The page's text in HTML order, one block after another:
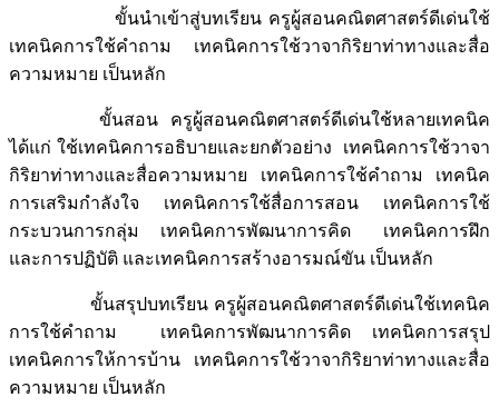
ขั้นนำเข้าสู่บทเรียน ครูผู้สอนคณิตศาสตร์ดีเด่นใช้
เทคนิคการใช้คำถาม เทคนิคการใช้วาจากิริยาท่าทางและสื่อ
ความหมาย เป็นหลัก
ขั้นสอน ครูผู้สอนคณิตศาสตร์ดีเด่นใช้หลายเทคนิค
ได้แก่ ใช้เทคนิคการอธิบายและยกตัวอย่าง เทคนิคการใช้วาจา
กิริยาท่าทางและสื่อความหมาย เทคนิคการใช้คำถาม เทคนิค
การเสริมกำลังใจ เทคนิคการใช้สื่อการสอน เทคนิคการใช้
กระบวนการกลุ่ม เทคนิคการพัฒนาการคิด เทคนิคการฝึก
และการปฏิบัติ และเทคนิคการสร้างอารมณ์ขัน เป็นหลัก
ขั้นสรุปบทเรียน ครูผู้สอนคณิตศาสตร์ดีเด่นใช้เทคนิค
การใช้คำถาม เทคนิคการพัฒนาการคิด เทคนิคการสรุป
เทคนิคการให้การบ้าน เทคนิคการใช้วาจากิริยาท่าทางและสื่อ
ความหมาย เป็นหลัก